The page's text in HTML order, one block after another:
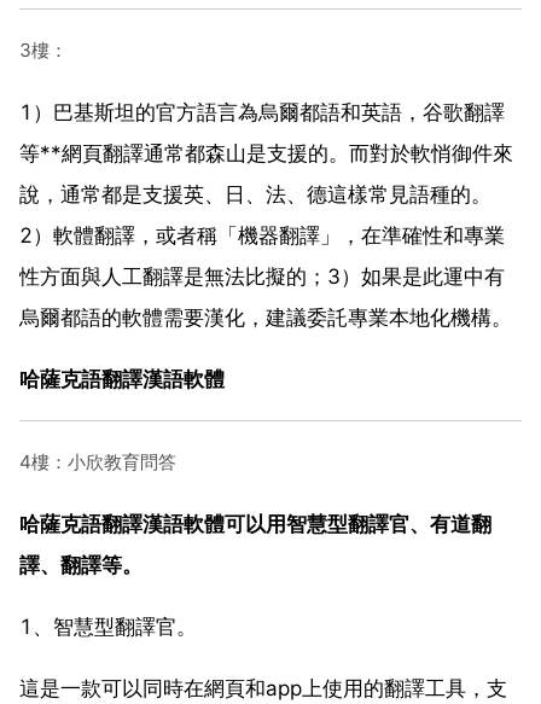
3樓：
1）巴基斯坦的官方語言為烏爾都語和英語，谷歌翻譯
等**網頁翻譯通常都森山是支援的。而對於軟悄御件來
說，通常都是支援英、日、法、德這樣常見語種的。
2）軟體翻譯，或者稱「機器翻譯」，在準確性和專業
性方面與人工翻譯是無法比擬的；3）如果是此運中有
烏爾都語的軟體需要漢化，建議委託專業本地化機構。
哈薩克語翻譯漢語軟體
4樓：小欣教育問答
哈薩克語翻譯漢語軟體可以用智慧型翻譯官、有道翻
譯、翻譯等。
1、智慧型翻譯官。
這是一款可以同時在網頁和app上使用的翻譯工具，支